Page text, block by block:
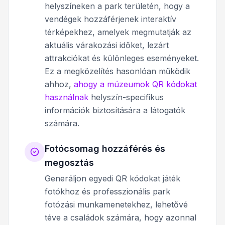
helyszíneken a park területén, hogy a
vendégek hozzáférjenek interaktív
térképekhez, amelyek megmutatják az
aktuális várakozási időket, lezárt
attrakciókat és különleges eseményeket.
Ez a megközelítés hasonlóan működik
ahhoz, ahogy a múzeumok QR kódokat
használnak helyszín-specifikus
információk biztosítására a látogatók
számára.
Fotócsomag hozzáférés és
megosztás
Generáljon egyedi QR kódokat játék
fotókhoz és professzionális park
fotózási munkamenetekhez, lehetővé
téve a családok számára, hogy azonnal